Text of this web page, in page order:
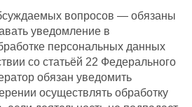
вопросов — обязаны
уведомление в
персональных данных
со статьёй 22 Федерального
обязан уведомить
осуществлять обработку